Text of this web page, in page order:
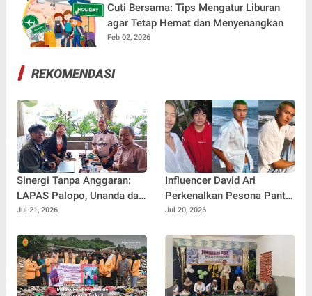
Cuti Bersama: Tips Mengatur Liburan
agar Tetap Hemat dan Menyenangkan
Feb 02, 2026
REKOMENDASI
Sinergi Tanpa Anggaran:
LAPAS Palopo, Unanda dan
LSM Wanua Lestari. Inisiasi
Jul 21, 2026
Influencer David Ari
Perkenalkan Pesona Pantai
Nelayan Canggu Lewat
Ternama China Yenan Yutio
Jul 20, 2026